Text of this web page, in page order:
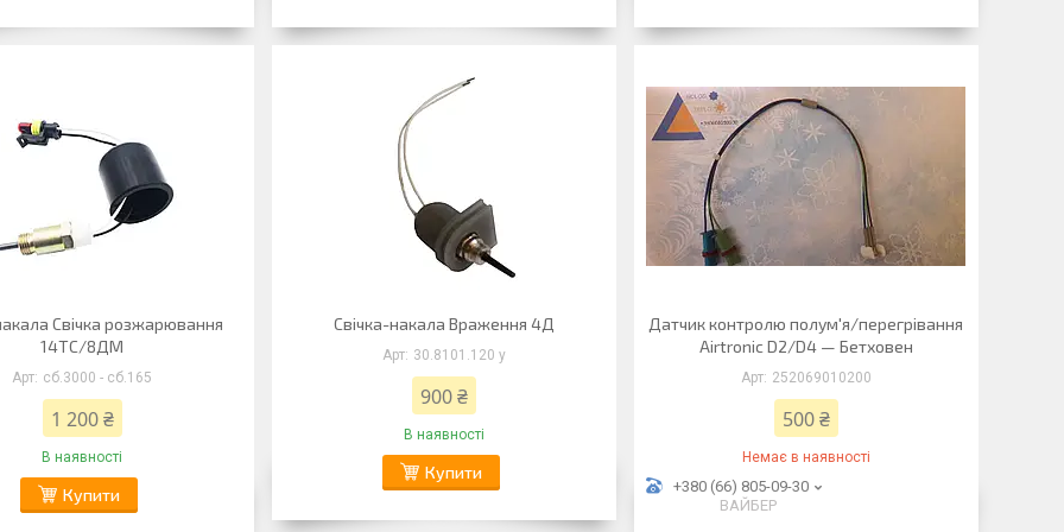
Свічка розжарювання
14ТС/8ДМ
сб.3000 - сб.165
1 200 ₴
В наявності
Купити
Свічка-накала Враження 4Д
30.8101.120 у
900 ₴
В наявності
Купити
Датчик контролю полум'я/перегрівання
Airtronic D2/D4 — Бетховен
252069010200
500 ₴
Немає в наявності
+380 (66) 805-09-30
ВАЙБЕР